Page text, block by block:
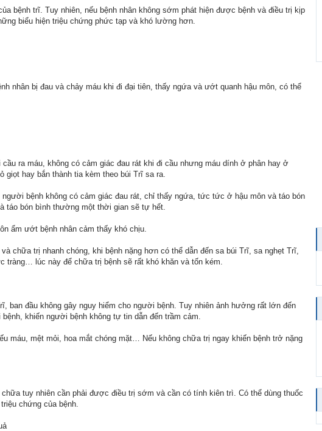
bệnh trĩ. Tuy nhiên, nếu bệnh nhân không sớm phát hiện được bệnh và điều trị kịp
biểu hiện triệu chứng phức tạp và khó lường hơn.
nhân bị đau và chảy máu khi đi đại tiên, thấy ngứa và ướt quanh hậu môn, có thể
cầu ra máu, không có cảm giác đau rát khi đi cầu nhưng máu dính ở phân hay ở
giọt hay bắn thành tia kèm theo búi Trĩ sa ra.
người bệnh không có cảm giác đau rát, chỉ thấy ngứa, tức tức ở hậu môn và táo bón
táo bón bình thường một thời gian sẽ tự hết.
ẩm ướt bệnh nhân cảm thấy khó chịu.
chữa trị nhanh chóng, khi bệnh nặng hơn có thể dẫn đến sa búi Trĩ, sa nghẹt Trĩ,
tràng… lúc này để chữa trị bệnh sẽ rất khó khăn và tốn kém.
ban đầu không gây nguy hiểm cho người bệnh. Tuy nhiên ảnh hưởng rất lớn đến
khiến người bệnh không tự tin dẫn đến trầm cảm.
máu, mệt mỏi, hoa mắt chóng mặt… Nếu không chữa trị ngay khiến bệnh trở nặng
tuy nhiên cần phải được điều trị sớm và cần có tính kiên trì. Có thể dùng thuốc
chứng của bệnh.